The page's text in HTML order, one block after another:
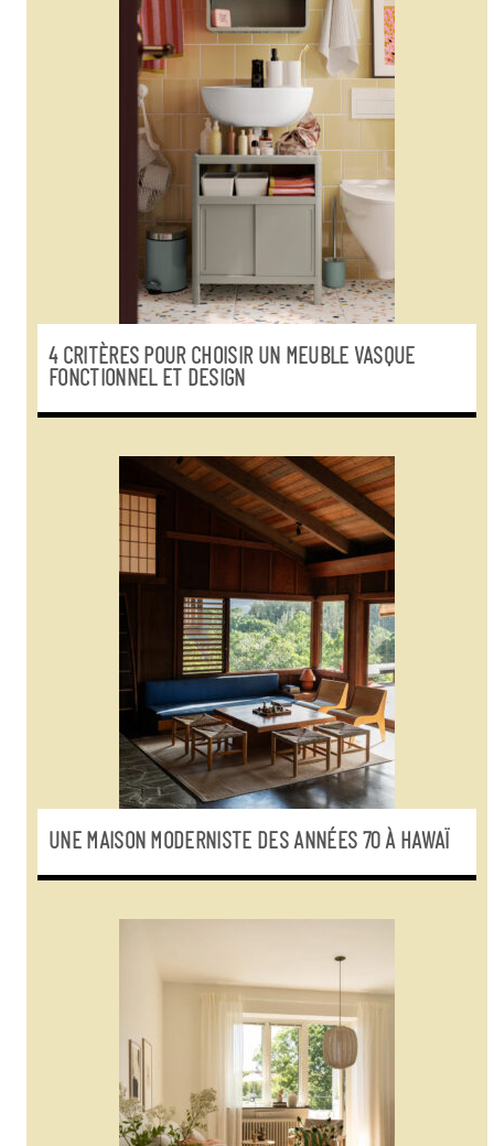
4 CRITÈRES POUR CHOISIR UN MEUBLE VASQUE
FONCTIONNEL ET DESIGN
UNE MAISON MODERNISTE DES ANNÉES 70 À HAWAÏ